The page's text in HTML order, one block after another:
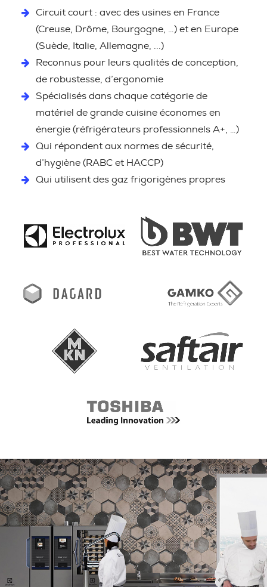
Circuit court : avec des usines en France
(Creuse, Drôme, Bourgogne, …) et en Europe
(Suède, Italie, Allemagne, ...)
Reconnus pour leurs qualités de conception,
de robustesse, d’ergonomie
Spécialisés dans chaque catégorie de
matériel de grande cuisine économes en
énergie (réfrigérateurs professionnels A+, …)
Qui répondent aux normes de sécurité,
d’hygiène (RABC et HACCP)
Qui utilisent des gaz frigorigènes propres